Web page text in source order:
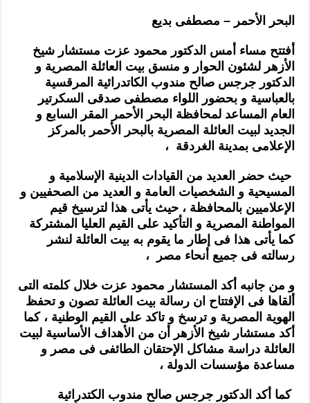
البحر الأحمر – مصطفى بديع
أفتتح مساء أمس الدكتور محمود عزت مستشار شيخ
الأزهر لشئون الحوار و منسق بيت العائلة المصرية و
الدكتور جرجس صالح مندوب الكاتدرائية المرقسية
بالعباسية و بحضور اللواء مصطفى صدقى السكرتير
العام المساعد لمحافظة البحر الأحمر المقر السابع و
الجديد لبيت العائلة المصرية بالبحر الأحمر بالمركز
الإعلامى بمدينة الغردقة ،
حيث حضر العديد من القيادات الدينية الإسلامية و
المسيحية و الشخصيات العامة و العديد من الصحفيين و
الإعلاميين بالمحافظة ، حيث يأتى هذا لترسيخ قيم
المواطنة المصرية و التأكيد على القيم العليا المشتركة
كما يأتى هذا فى إطار ما يقوم به بيت العائلة لنشر
رسالته فى جميع أنحاء مصر ،
و من جانبه أكد المستشار محمود عزت خلال كلمته التى
ألقاها فى الإفتتاح ان رسالة بيت العائلة تصون و تحفظ
الهوية المصرية و ترسخ و تاكد على القيم الوطنية ، كما
أكد مستشار شيخ الأزهر أن من الأهداف الأساسية لبيت
العائلة دراسة مشاكل الإحتقان الطائفى فى مصر و
مساعدة مؤسسات الدولة ،
كما أكد الدكتور جرجس صالح مندوب الكتدرائية